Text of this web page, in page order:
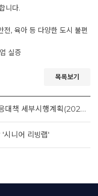
니다.
, 육아 등 다양한 도시 불편
실증
목록보기
중구 제2차 기후변화 적응대책 세부시행계획(2021~2025)
시니어 리빙랩'